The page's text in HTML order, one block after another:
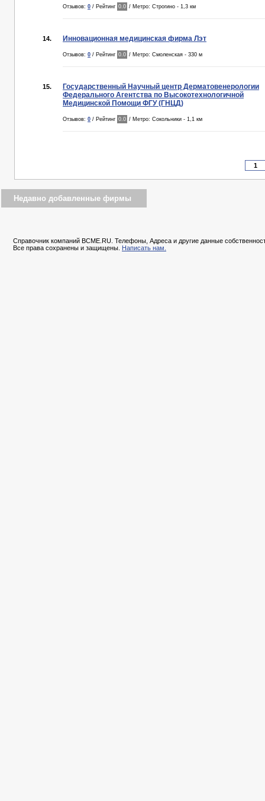
Отзывов: 0 / Рейтинг 0.0 / Метро: Строгино - 1,3 км
14. Инновационная медицинская фирма Лэт
Отзывов: 0 / Рейтинг 0.0 / Метро: Смоленская - 330 м
15.
Государственный Научный центр Дерматовенерологии
Федерального Агентства по Высокотехнологичной
Медицинской Помощи ФГУ (ГНЦД)
Отзывов: 0 / Рейтинг 0.0 / Метро: Сокольники - 1,1 км
Недавно добавленные фирмы
Справочник компаний BCME.RU. Телефоны, Адреса и другие данные
Все права сохранены и защищены. Написать нам.